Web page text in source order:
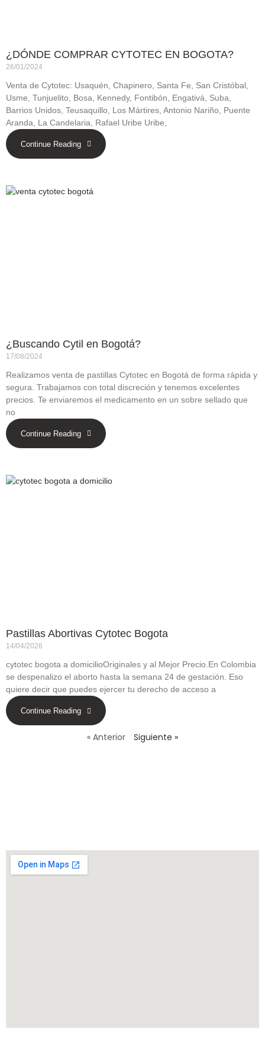
¿DÓNDE COMPRAR CYTOTEC EN BOGOTA?
26/01/2024
Venta de Cytotec: Usaquén, Chapinero, Santa Fe, San Cristóbal,
Usme, Tunjuelito, Bosa, Kennedy, Fontibón, Engativá, Suba,
Barrios Unidos, Teusaquillo, Los Mártires, Antonio Nariño, Puente
Aranda, La Candelaria, Rafael Uribe Uribe,
Continue Reading
¿Buscando Cytil en Bogotá?
17/08/2024
Realizamos venta de pastillas Cytotec en Bogotá de forma rápida y
segura. Trabajamos con total discreción y tenemos excelentes
precios. Te enviaremos el medicamento en un sobre sellado que
no
Continue Reading
Pastillas Abortivas Cytotec Bogota
14/04/2026
cytotec bogota a domicilioOriginales y al Mejor Precio.En Colombia
se despenalizo el aborto hasta la semana 24 de gestación. Eso
quiere decir que puedes ejercer tu derecho de acceso a
Continue Reading
« Anterior Siguiente »